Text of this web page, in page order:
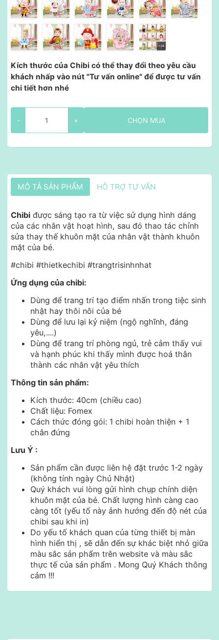
Kích thước của Chibi có thể thay đổi theo yêu cầu
khách nhấp vào nút "Tư vấn online" để được tư vấn
chi tiết hơn nhé
- + CHỌN MUA
MÔ TẢ SẢN PHẨM HỖ TRỢ TƯ VẤN
Chibi được sáng tạo ra từ việc sử dụng hình dáng
của các nhân vật hoạt hình, sau đó thao tác chỉnh
sửa thay thế khuôn mặt của nhân vật thành khuôn
mặt của bé.
#chibi #thietkechibi #trangtrisinhnhat
Ứng dụng của chibi:
Dùng để trang trí tạo điểm nhấn trong tiệc sinh
nhật hay thôi nôi của bé
Dùng để lưu lại kỷ niệm (ngộ nghĩnh, đáng
yêu,....)
Dùng để trang trí phòng ngủ, trẻ cảm thấy vui
và hạnh phúc khi thấy mình được hoá thân
thành các nhân vật yêu thích
Thông tin sản phẩm:
Kích thước: 40cm (chiều cao)
Chất liệu: Fomex
Cách thức đóng gói: 1 chibi hoàn thiện + 1
chân đứng
Lưu Ý :
Sản phẩm cần được liên hệ đặt trước 1-2 ngày
(không tính ngày Chủ Nhật)
Quý khách vui lòng gửi hình chụp chính diện
khuôn mặt của bé. Chất lượng hình càng cao
càng tốt (yếu tố này ảnh hướng đến độ nét của
chibi sau khi in)
Do yếu tố khách quan của từng thiết bị màn
hình hiển thị , sẽ dẫn đến sự khác biệt nhỏ giữa
màu sắc sản phẩm trên website và màu sắc
thực tế của sản phẩm . Mong Quý Khách thông
cảm !!!